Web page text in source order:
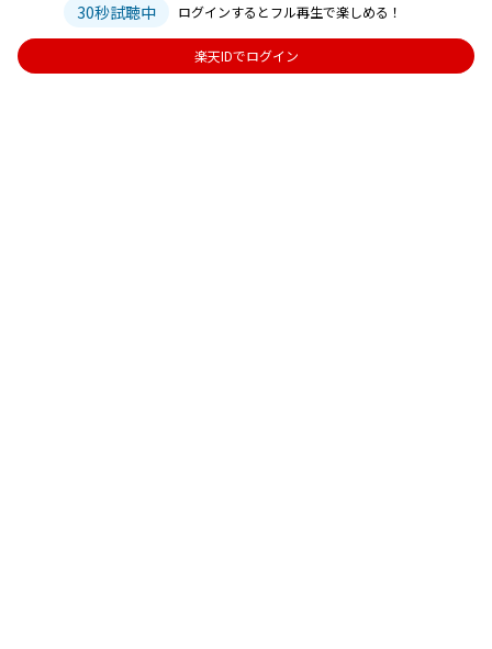
30秒試聴中 ログインするとフル再生で楽しめる！
楽天IDでログイン